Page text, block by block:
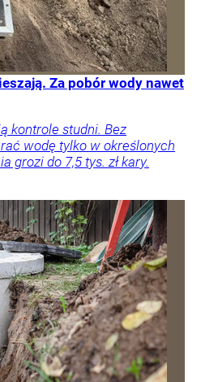
Za pobór wody nawet
kontrole studni. Bez
wodę tylko w określonych
grozi do 7,5 tys. zł kary.